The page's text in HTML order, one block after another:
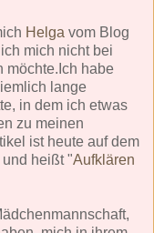
Helga vom Blog
mich nicht bei
möchte.Ich habe
lange
in dem ich etwas
zu meinen
ist heute auf dem
heißt "Aufklären